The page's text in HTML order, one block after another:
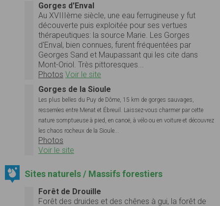
Gorges d'Enval
Au XVIIIème siècle, une eau ferrugineuse y fut
découverte puis exploitée pour ses vertues
thérapeutiques: la source Marie. Les Gorges
d'Enval, bien connues, furent fréquentées par
Georges Sand et Maupassant qui les cite dans
Mont-Oriol. Très pittoresques...
Photos Voir le site
Gorges de la Sioule
Les plus belles du Puy de Dôme, 15 km de gorges sauvages,
resserrées entre Menat et Ébreuil. Laissez-vous charmer par cette
nature somptueuse à pied, en canoë, à vélo ou en voiture et découvrez
les chaos rocheux de la Sioule...
Photos
Voir le site
Sites naturels / Massifs forestiers
Forêt de Drouille
Forêt des druides et des chênes à gui, la forêt de